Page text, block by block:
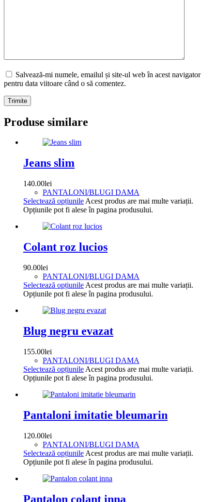
Salvează-mi numele, emailul și site-ul web în acest navigator
pentru data viitoare când o să comentez.
Trimite
Produse similare
Jeans slim
140.00lei
PANTALONI/BLUGI DAMA
Selectează opțiunile Acest produs are mai multe variații.
Opțiunile pot fi alese în pagina produsului.
Colant roz lucios
90.00lei
PANTALONI/BLUGI DAMA
Selectează opțiunile Acest produs are mai multe variații.
Opțiunile pot fi alese în pagina produsului.
Blug negru evazat
155.00lei
PANTALONI/BLUGI DAMA
Selectează opțiunile Acest produs are mai multe variații.
Opțiunile pot fi alese în pagina produsului.
Pantaloni imitatie bleumarin
120.00lei
PANTALONI/BLUGI DAMA
Selectează opțiunile Acest produs are mai multe variații.
Opțiunile pot fi alese în pagina produsului.
Pantalon colant inna